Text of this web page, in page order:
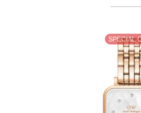
SPECIAL